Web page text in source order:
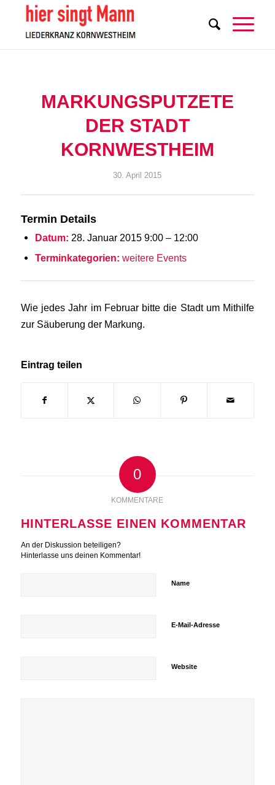
MARKUNGSPUTZETE
DER STADT
KORNWESTHEIM
30. April 2015
Termin Details
Datum: 28. Januar 2015 9:00– 12:00
Terminkategorien: weitere Events
Wie jedes Jahr im Februar bitte die Stadt um Mithilfe
zur Säuberung der Markung.
Eintrag teilen
0
KOMMENTARE
HINTERLASSE EINEN KOMMENTAR
An der Diskussion beteiligen?
Hinterlasse uns deinen Kommentar!
Name
E-Mail-Adresse
Website